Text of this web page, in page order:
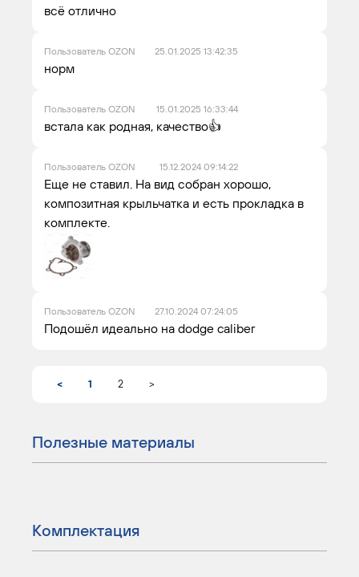
всё отлично
Пользователь OZON 25.01.2025 13:42:35
норм
Пользователь OZON 15.01.2025 16:33:44
встала как родная, качество👍
Пользователь OZON 15.12.2024 09:14:22
Еще не ставил. На вид собран хорошо,
композитная крыльчатка и есть прокладка в
комплекте.
Пользователь OZON 27.10.2024 07:24:05
Подошёл идеально на dodge caliber
< 1 2 >
Полезные материалы
Комплектация